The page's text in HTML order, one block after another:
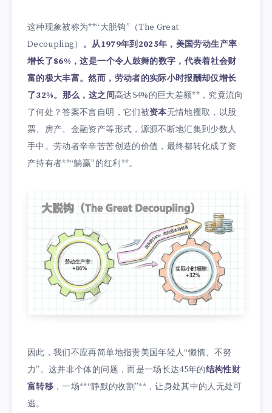
这种现象被称为**“大脱钩”（The Great
Decoupling） 。从1979年到2025年，美国劳动生产率
增长了86%，这是一个令人鼓舞的数字，代表着社会财
富的极大丰富。然而，劳动者的实际小时报酬却仅增长
了32%。那么，这之间高达54%的巨大差额**，究竟流向
了何处？答案不言自明，它们被资本无情地攫取，以股
票、房产、金融资产等形式，源源不断地汇集到少数人
手中。劳动者辛辛苦苦创造的价值，最终都转化成了资
产持有者**“躺赢”的红利**。
因此，我们不应再简单地指责美国年轻人“懒惰、不努
力”。这并非个体的问题，而是一场长达45年的结构性财
富转移 ，一场**“静默的收割”**，让身处其中的人无处可
逃。